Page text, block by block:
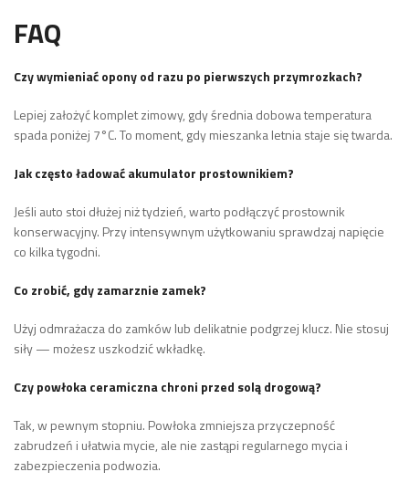
FAQ
Czy wymieniać opony od razu po pierwszych przymrozkach?
Lepiej założyć komplet zimowy, gdy średnia dobowa temperatura
spada poniżej 7°C. To moment, gdy mieszanka letnia staje się twarda.
Jak często ładować akumulator prostownikiem?
Jeśli auto stoi dłużej niż tydzień, warto podłączyć prostownik
konserwacyjny. Przy intensywnym użytkowaniu sprawdzaj napięcie
co kilka tygodni.
Co zrobić, gdy zamarznie zamek?
Użyj odmrażacza do zamków lub delikatnie podgrzej klucz. Nie stosuj
siły — możesz uszkodzić wkładkę.
Czy powłoka ceramiczna chroni przed solą drogową?
Tak, w pewnym stopniu. Powłoka zmniejsza przyczepność
zabrudzeń i ułatwia mycie, ale nie zastąpi regularnego mycia i
zabezpieczenia podwozia.